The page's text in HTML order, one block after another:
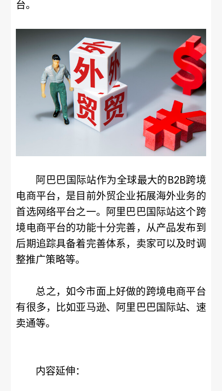
台。
阿巴巴国际站作为全球最大的B2B跨境
电商平台，是目前外贸企业拓展海外业务的
首选网络平台之一。阿里巴巴国际站这个跨
境电商平台的功能十分完善，从产品发布到
后期追踪具备着完善体系，卖家可以及时调
整推广策略等。
总之，如今市面上好做的跨境电商平台
有很多，比如亚马逊、阿里巴巴国际站、速
卖通等。
内容延伸：